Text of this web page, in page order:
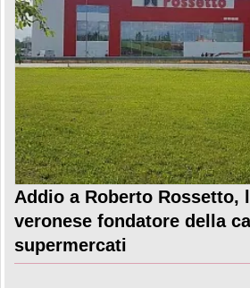
Addio a Roberto Rossetto,
veronese fondatore della
supermercati